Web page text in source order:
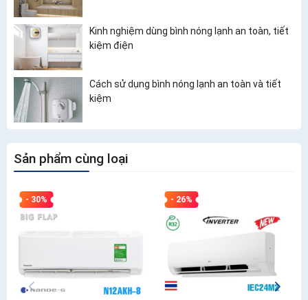
Kinh nghiệm dùng bình nóng lạnh an toàn, tiết
kiệm điện
Cách sử dụng bình nóng lạnh an toàn và tiết
kiệm
Sản phẩm cùng loại
- 30% - 26%